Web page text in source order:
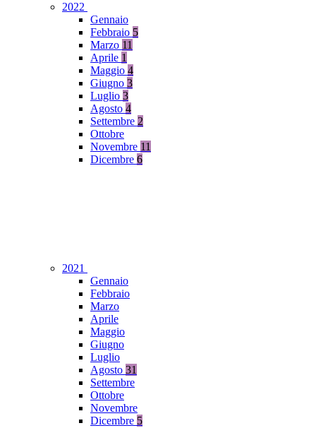
2022
Gennaio
Febbraio 5
Marzo 11
Aprile 1
Maggio 4
Giugno 3
Luglio 3
Agosto 4
Settembre 2
Ottobre
Novembre 11
Dicembre 6
2021
Gennaio
Febbraio
Marzo
Aprile
Maggio
Giugno
Luglio
Agosto 31
Settembre
Ottobre
Novembre
Dicembre 5